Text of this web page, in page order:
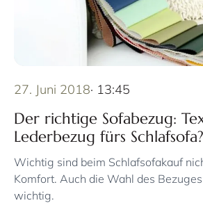
27. Juni 2018· 13:45
Der richtige Sofabezug:
Lederbezug fürs Schlafsofa?
Wichtig sind beim Schlafsofakauf
Komfort. Auch die Wahl des
wichtig.